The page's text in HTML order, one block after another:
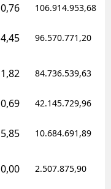
0,76 106.914.953,68
4,45 96.570.771,20
1,82 84.736.539,63
0,69 42.145.729,96
5,85 10.684.691,89
0,00 2.507.875,90